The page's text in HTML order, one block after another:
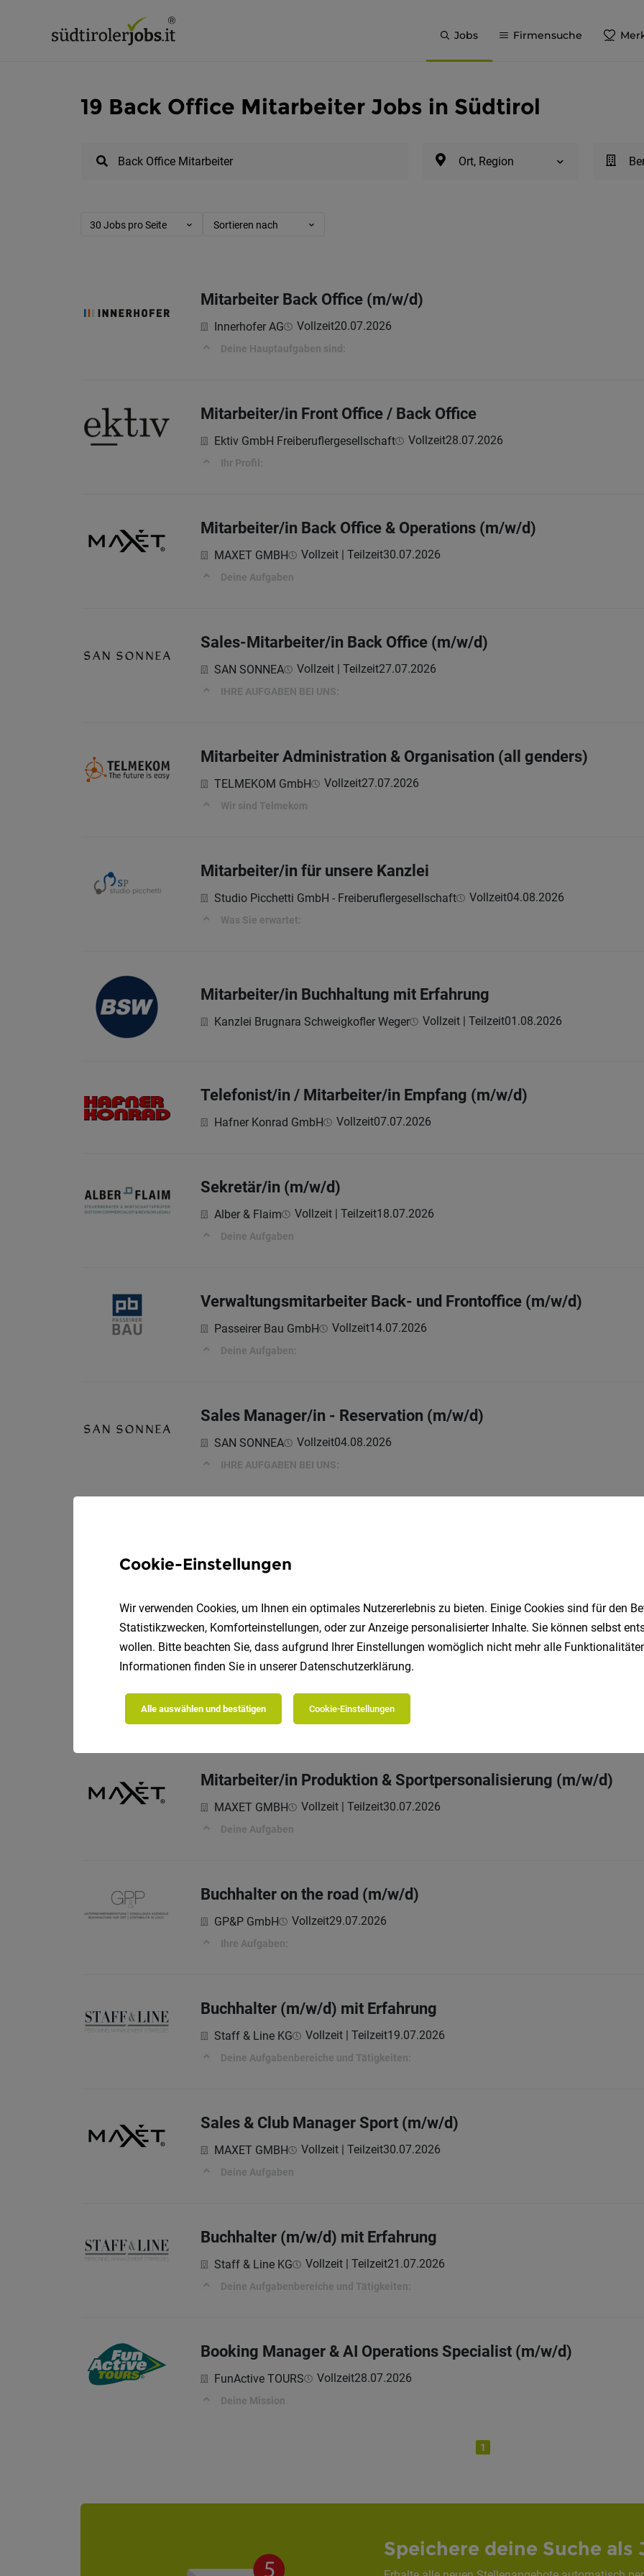
Jobs Firmensuche
19 Back Office Mitarbeiter Jobs in Südtirol
Ort, Region
30 Jobs pro Seite Sortieren nach
Mitarbeiter Back Office (m/w/d)
Innerhofer AG Vollzeit20.07.2026
Deine Hauptaufgaben sind:
Mitarbeiter/in Front Office / Back Office
Ektiv GmbH Freiberuflergesellschaft Vollzeit28.07.2026
Ihr Profil:
Mitarbeiter/in Back Office & Operations (m/w/d)
MAXET GMBH Vollzeit | Teilzeit30.07.2026
Deine Aufgaben
Sales-Mitarbeiter/in Back Office (m/w/d)
SAN SONNEA Vollzeit | Teilzeit27.07.2026
IHRE AUFGABEN BEI UNS:
Mitarbeiter Administration & Organisation (all genders)
TELMEKOM GmbH Vollzeit27.07.2026
Wir sind Telmekom
Mitarbeiter/in für unsere Kanzlei
Studio Picchetti GmbH - Freiberuflergesellschaft Vollzeit04.08.2026
Was Sie erwartet:
Mitarbeiter/in Buchhaltung mit Erfahrung
Kanzlei Brugnara Schweigkofler Weger Vollzeit | Teilzeit01.08.2026
Telefonist/in / Mitarbeiter/in Empfang (m/w/d)
Hafner Konrad GmbH Vollzeit07.07.2026
Sekretär/in (m/w/d)
Alber & Flaim Vollzeit | Teilzeit18.07.2026
Deine Aufgaben
Verwaltungsmitarbeiter Back- und Frontoffice (m/w/d)
Passeirer Bau GmbH Vollzeit14.07.2026
Deine Aufgaben:
Sales Manager/in - Reservation (m/w/d)
SAN SONNEA Vollzeit04.08.2026
IHRE AUFGABEN BEI UNS:
Schweitzer Project AG
Bürokraft (m/w/d) für Verwaltung und Buchhaltung
WAS ERWARTET DICH BEI UNS
Mitarbeiter/in Produktion & Sportpersonalisierung (m/w/d)
MAXET GMBH Vollzeit | Teilzeit30.07.2026
Deine Aufgaben
Buchhalter on the road (m/w/d)
GP&P GmbH Vollzeit29.07.2026
Ihre Aufgaben:
Buchhalter (m/w/d) mit Erfahrung
Staff & Line KG Vollzeit | Teilzeit19.07.2026
Deine Aufgabenbereiche und Tätigkeiten:
Sales & Club Manager Sport (m/w/d)
MAXET GMBH Vollzeit | Teilzeit30.07.2026
Deine Aufgaben
Buchhalter (m/w/d) mit Erfahrung
Staff & Line KG Vollzeit | Teilzeit21.07.2026
Deine Aufgabenbereiche und Tätigkeiten:
Booking Manager & AI Operations Specialist (m/w/d)
FunActive TOURS Vollzeit28.07.2026
Deine Mission
1
Speichere deine Suche als
Cookie-Einstellungen
Wir verwenden Cookies, um Ihnen ein optimales Nutzererlebnis zu bieten. Einige Cookies sind für den
Statistikzwecken, Komforteinstellungen, oder zur Anzeige personalisierter Inhalte. Sie können selbst
wollen. Bitte beachten Sie, dass aufgrund Ihrer Einstellungen womöglich nicht mehr alle
Informationen finden Sie in unserer Datenschutzerklärung.
Alle auswählen und bestätigen Cookie-Einstellungen